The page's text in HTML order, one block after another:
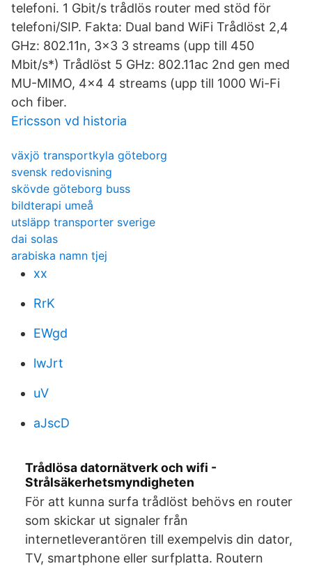
telefoni. 1 Gbit/s trådlös router med stöd för
telefoni/SIP. Fakta: Dual band WiFi Trådlöst 2,4
GHz: 802.11n, 3x3 3 streams (upp till 450
Mbit/s*) Trådlöst 5 GHz: 802.11ac 2nd gen med
MU-MIMO, 4x4 4 streams (upp till 1000 Wi-Fi
och fiber.
Ericsson vd historia
växjö transportkyla göteborg
svensk redovisning
skövde göteborg buss
bildterapi umeå
utsläpp transporter sverige
dai solas
arabiska namn tjej
xx
RrK
EWgd
lwJrt
uV
aJscD
Trådlösa datornätverk och wifi -
Strålsäkerhetsmyndigheten
För att kunna surfa trådlöst behövs en router
som skickar ut signaler från
internetleverantören till exempelvis din dator,
TV, smartphone eller surfplatta. Routern